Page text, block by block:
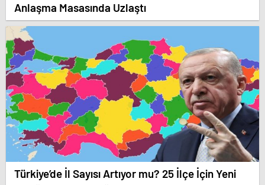
Anlaşma Masasında Uzlaştı
Türkiye’de İl Sayısı Artıyor mu? 25 İlçe İçin Yeni